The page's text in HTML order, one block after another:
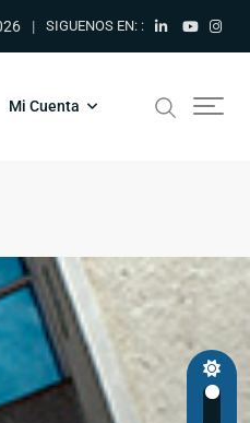
SIGUENOS EN: :
Mi Cuenta